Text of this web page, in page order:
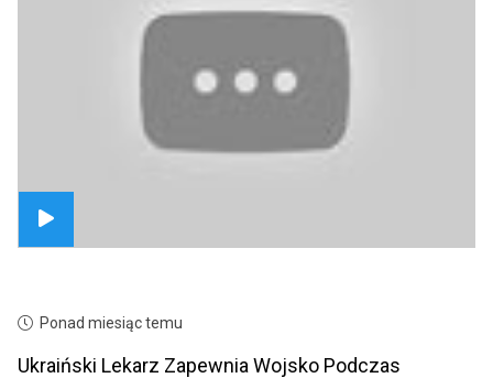
Ponad miesiąc temu
Ukraiński Lekarz Zapewnia Wojsko Podczas